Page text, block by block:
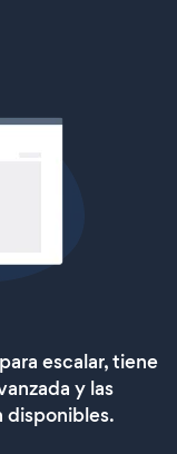
escalar, tiene
y las
disponibles.